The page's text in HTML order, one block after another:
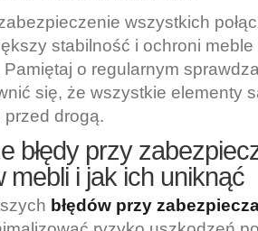
wszystkich
stabilność i ochroni meble
o regularnym
się, że wszystkie elementy
drogą.
błędy przy
mebli i jak ich uniknąć
błędów przy